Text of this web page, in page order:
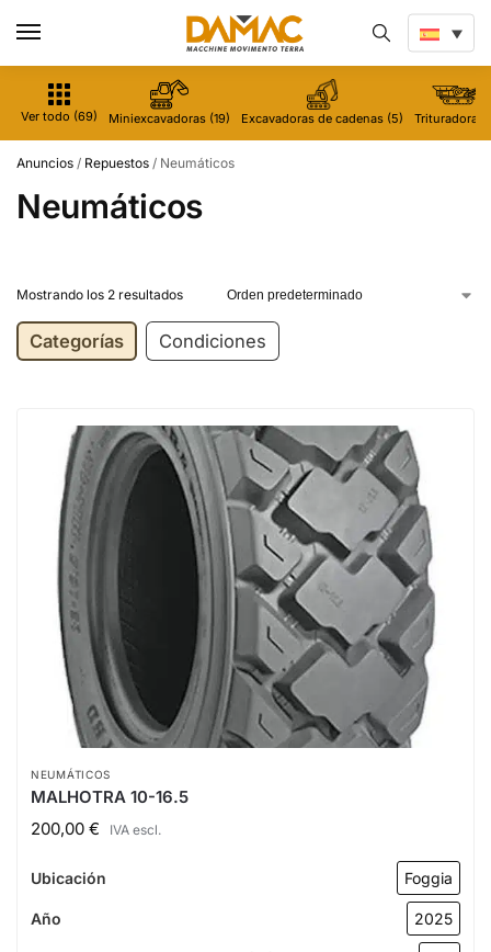
Ver todo (69) Miniexcavadoras (19) Excavadoras de cadenas (5) Trituradoras
Anuncios / Repuestos / Neumáticos
Neumáticos
Mostrando los 2 resultados
Categorías Condiciones
NEUMÁTICOS
MALHOTRA 10-16.5
200,00 € IVA escl.
Ubicación Foggia
Año 2025